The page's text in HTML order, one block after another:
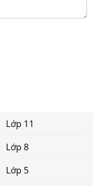
Lớp 11
Lớp 8
Lớp 5